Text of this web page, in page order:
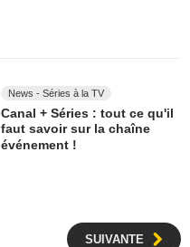
News - Séries à la TV
Canal + Séries : tout ce qu'il
faut savoir sur la chaîne
événement !
SUIVANTE